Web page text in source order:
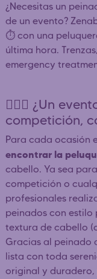
¿Necesitas un
de un evento?
⏱️ con una
última hora.
emergency
👰🏿‍♀️ ¿Un
competición,
Para cada ocasión
encontrar la
cabello. Ya sea
competición o
profesionales
peinados con
textura de cabello
Gracias al peinado
lista con toda
original y